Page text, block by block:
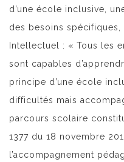
d’une école inclusive,
des besoins
Intellectuel : « Tous les
sont capables
principe d’une école
difficultés mais
parcours scolaire
1377 du 18 novembre
l’accompagnement